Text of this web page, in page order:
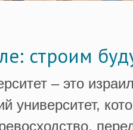
строим
– это
университет,